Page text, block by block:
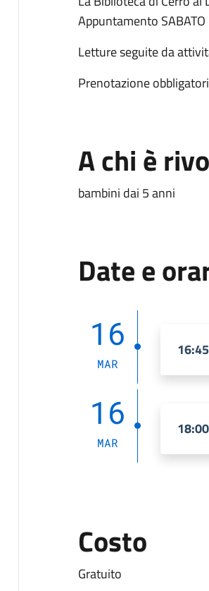
Appuntamento
Letture seguite da
Prenotazione
A chi è
bambini dai 5 anni
Date e
16
MAR
16
MAR
Costo
Gratuito